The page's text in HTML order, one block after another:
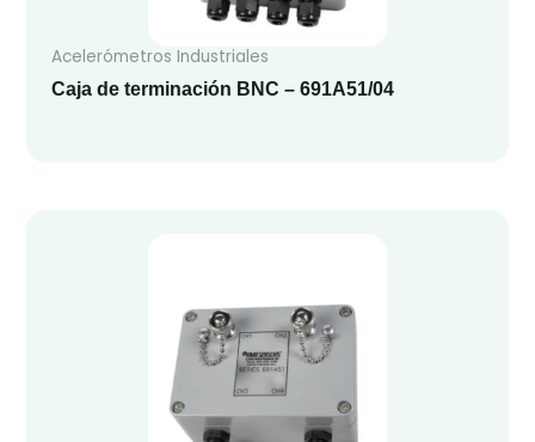
Acelerómetros Industriales
Caja de terminación BNC – 691A51/04